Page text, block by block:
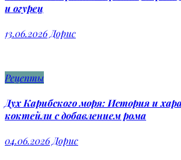
и огурец
13.06.2026 Дорис
Рецепты
Дух Карибского моря: История и
коктейли с добавлением рома
04.06.2026Дорис